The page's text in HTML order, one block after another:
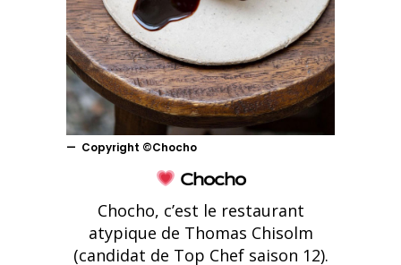
Copyright ©Chocho
Chocho
Chocho, c’est le restaurant
atypique de Thomas Chisolm
(candidat de Top Chef saison 12).